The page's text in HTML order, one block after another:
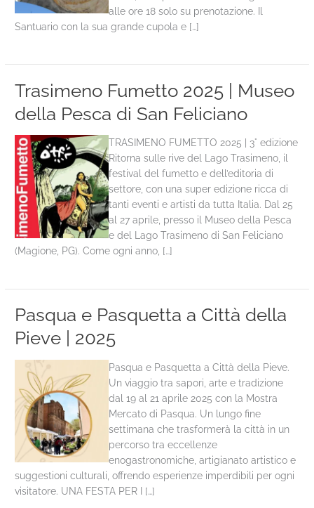
alle ore 18 solo su prenotazione. Il
Santuario con la sua grande cupola e […]
Trasimeno Fumetto 2025 | Museo
della Pesca di San Feliciano
TRASIMENO FUMETTO 2025 | 3° edizione
Ritorna sulle rive del Lago Trasimeno, il
festival del fumetto e dell’editoria di
settore, con una super edizione ricca di
tanti eventi e artisti da tutta Italia. Dal 25
al 27 aprile, presso il Museo della Pesca
e del Lago Trasimeno di San Feliciano
(Magione, PG). Come ogni anno, […]
Pasqua e Pasquetta a Città della
Pieve | 2025
Pasqua e Pasquetta a Città della Pieve.
Un viaggio tra sapori, arte e tradizione
dal 19 al 21 aprile 2025 con la Mostra
Mercato di Pasqua. Un lungo fine
settimana che trasformerà la città in un
percorso tra eccellenze
enogastronomiche, artigianato artistico e
suggestioni culturali, offrendo esperienze imperdibili per ogni
visitatore. UNA FESTA PER I […]